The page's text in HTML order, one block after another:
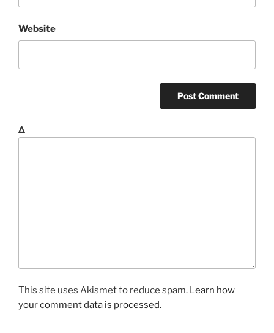
Website
Δ
This site uses Akismet to reduce spam. Learn how
your comment data is processed.